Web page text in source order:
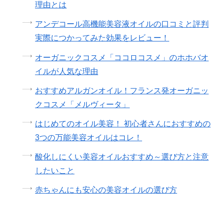
理由とは
アンデコール高機能美容液オイルの口コミと評判
実際につかってみた効果をレビュー！
オーガニックコスメ「ココロコスメ」のホホバオ
イルが人気な理由
おすすめアルガンオイル！フランス発オーガニッ
クコスメ「メルヴィータ」
はじめてのオイル美容！ 初心者さんにおすすめの
3つの万能美容オイルはコレ！
酸化しにくい美容オイルおすすめ～選び方と注意
したいこと
赤ちゃんにも安心の美容オイルの選び方